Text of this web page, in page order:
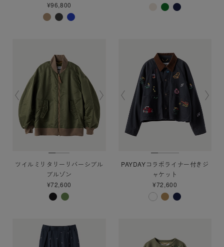
¥96,800
ツイルミリタリーリバーシブル
ブルゾン
¥72,600
PAYDAYコラボライナー付きジ
ャケット
¥72,600